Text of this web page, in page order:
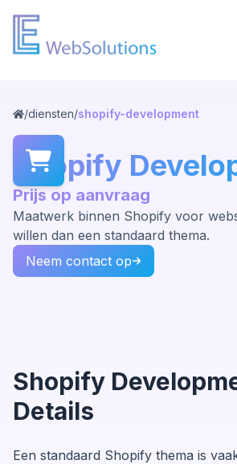
/diensten/shopify-development
Shopify
Prijs op aanvraag
Maatwerk binnen Shopify voor
willen dan een standaard thema.
Neem contact op
Shopify
Details
Een standaard Shopify thema is